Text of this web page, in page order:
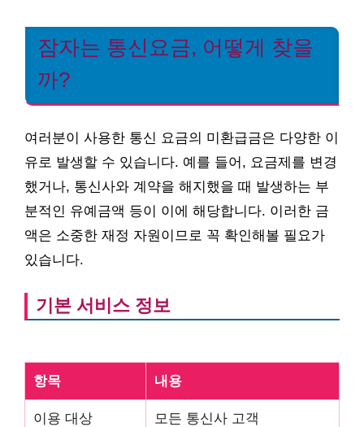
잠자는 통신요금, 어떻게 찾을
까?
여러분이 사용한 통신 요금의 미환급금은 다양한 이
유로 발생할 수 있습니다. 예를 들어, 요금제를 변경
했거나, 통신사와 계약을 해지했을 때 발생하는 부
분적인 유예금액 등이 이에 해당합니다. 이러한 금
액은 소중한 재정 자원이므로 꼭 확인해볼 필요가
있습니다.
기본 서비스 정보
항목 내용
이용 대상 모든 통신사 고객